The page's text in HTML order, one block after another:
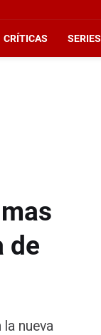
CRÍTICAS SERIES
de
nueva